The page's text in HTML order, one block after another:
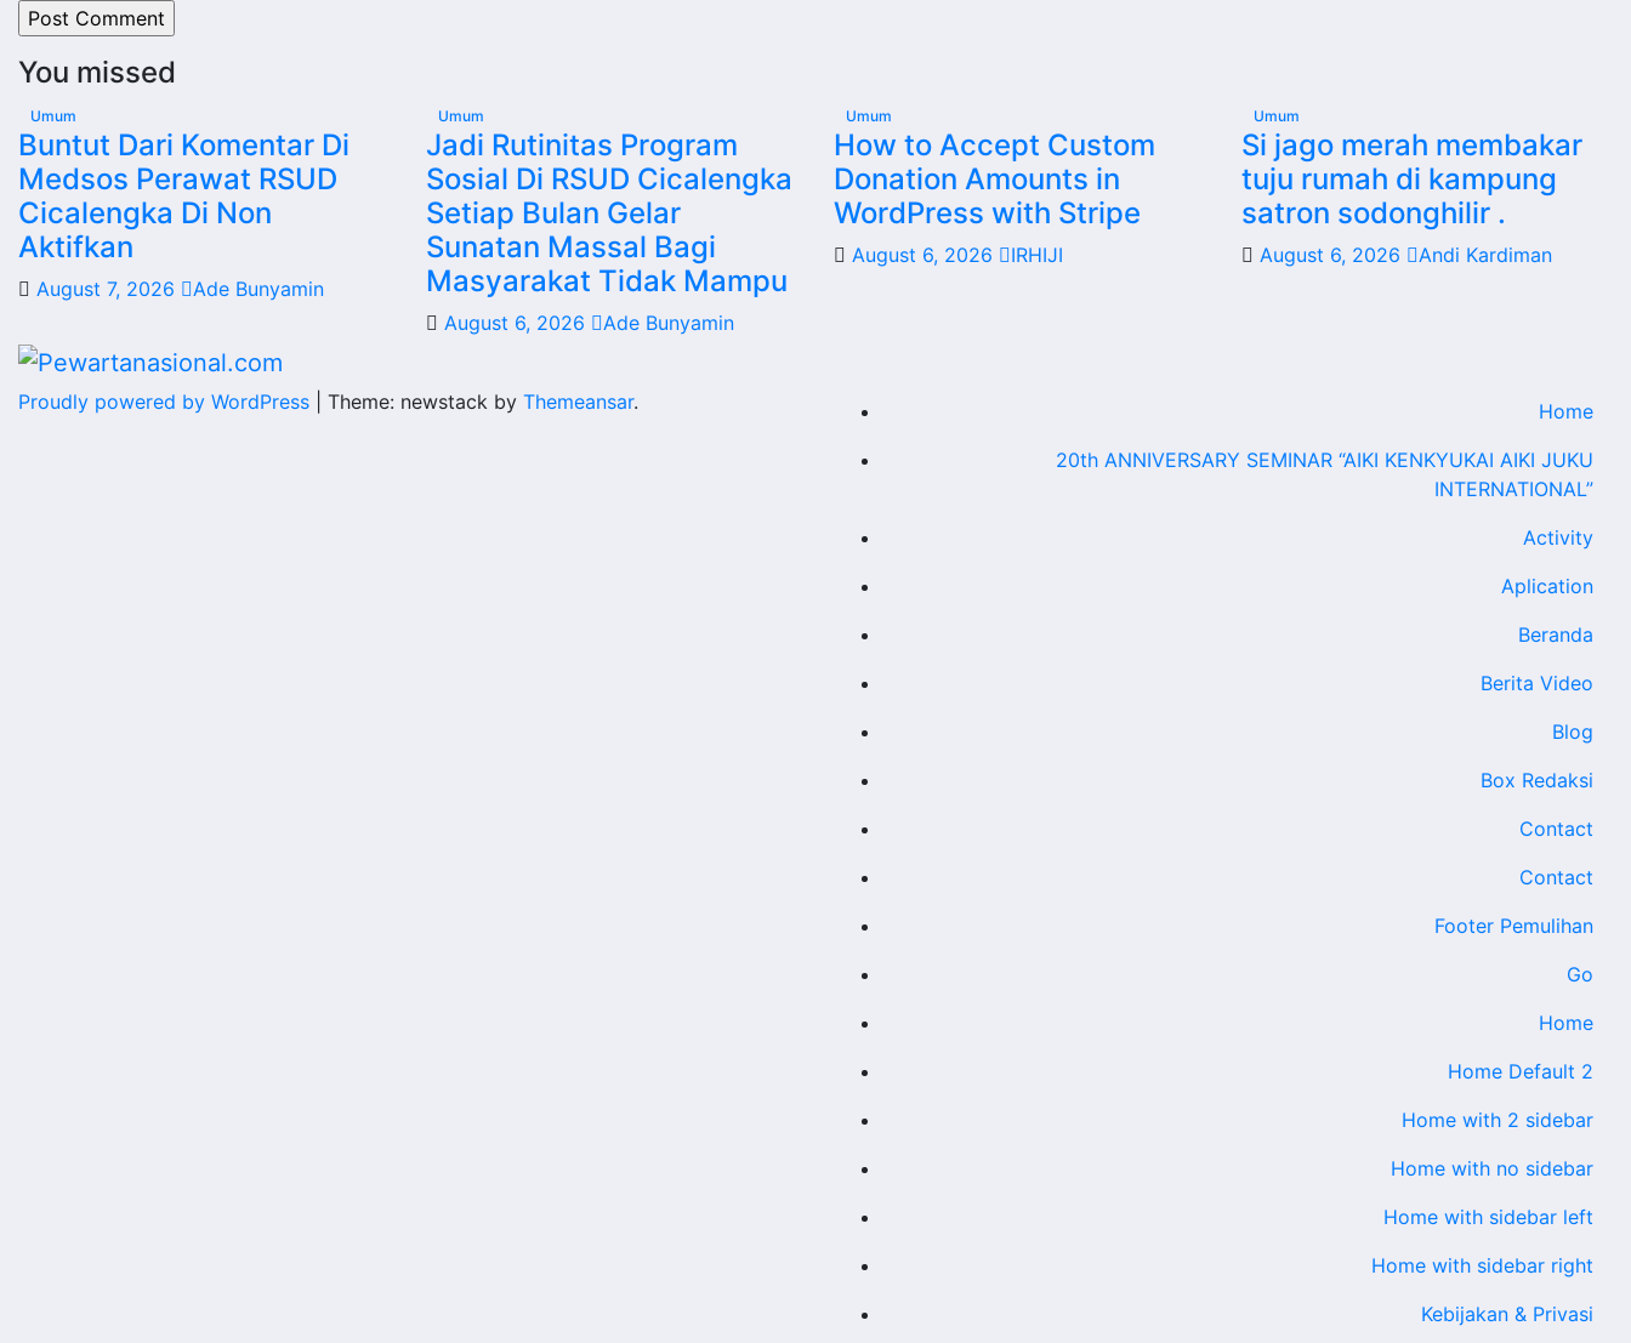
You missed
Umum
Buntut Dari Komentar Di
Medsos Perawat RSUD
Cicalengka Di Non
Aktifkan
August 7, 2026 Ade Bunyamin
Umum
Jadi Rutinitas Program
Sosial Di RSUD Cicalengka
Setiap Bulan Gelar
Sunatan Massal Bagi
Masyarakat Tidak Mampu
August 6, 2026 Ade Bunyamin
Umum
How to Accept Custom
Donation Amounts in
WordPress with Stripe
August 6, 2026 IRHIJI
Umum
Si jago merah membakar
tuju rumah di kampung
satron sodonghilir .
August 6, 2026 Andi Kardiman
Proudly powered by WordPress Theme: newstack by Themeansar.
Home
20th ANNIVERSARY SEMINAR “AIKI KENKYUKAI AIKI JUKU
INTERNATIONAL”
Activity
Aplication
Beranda
Berita Video
Blog
Box Redaksi
Contact
Contact
Footer Pemulihan
Go
Home
Home Default 2
Home with 2 sidebar
Home with no sidebar
Home with sidebar left
Home with sidebar right
Kebijakan & Privasi